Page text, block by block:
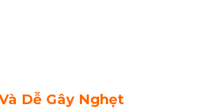
Dễ Gây Nghẹt